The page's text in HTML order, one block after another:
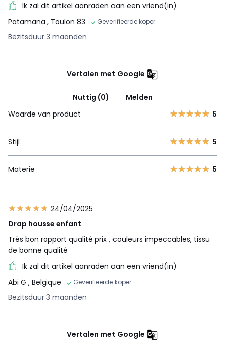
Ik zal dit artikel aanraden aan een vriend(in)
Patamana , Toulon 83 Geverifieerde koper
Bezitsduur 3 maanden
Vertalen met Google
Nuttig (0)
Melden
Waarde van product
5
Stijl 5
Materie 5
24/04/2025
Drap housse enfant
Très bon rapport qualité prix , couleurs impeccables, tissu
de bonne qualité
Ik zal dit artikel aanraden aan een vriend(in)
Abi G , Belgique Geverifieerde koper
Bezitsduur 3 maanden
Vertalen met Google